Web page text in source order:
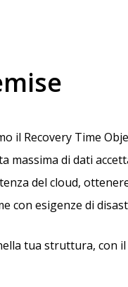
il Recovery Time
massima di dati
del cloud,
con esigenze di
tua struttura, con